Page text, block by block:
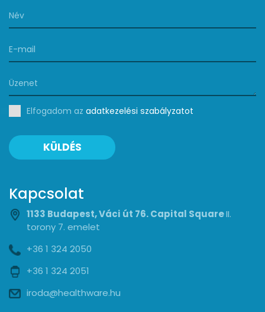
Elfogadom az adatkezelési szabályzatot
KÜLDÉS
Kapcsolat
1133 Budapest, Váci út 76. Capital SquareII.
torony 7. emelet
+36 1 324 2050
+36 1 324 2051
iroda@healthware.hu